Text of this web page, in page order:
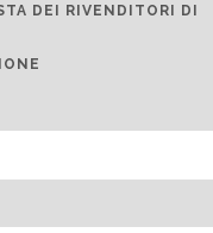
DEI RIVENDITORI DI